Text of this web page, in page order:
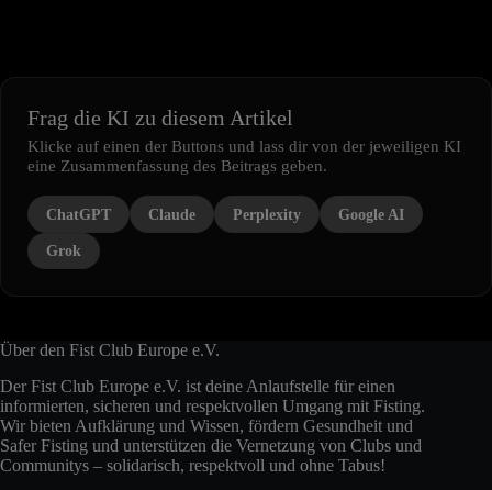
Frag die KI zu diesem Artikel
Klicke auf einen der Buttons und lass dir von der jeweiligen KI
eine Zusammenfassung des Beitrags geben.
ChatGPT Claude Perplexity Google AI
Grok
Über den Fist Club Europe e.V.
Der Fist Club Europe e.V. ist deine Anlaufstelle für einen
informierten, sicheren und respektvollen Umgang mit Fisting.
Wir bieten Aufklärung und Wissen, fördern Gesundheit und
Safer Fisting und unterstützen die Vernetzung von Clubs und
Communitys – solidarisch, respektvoll und ohne Tabus!